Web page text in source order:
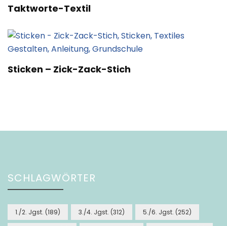
Taktworte-Textil
Sticken – Zick-Zack-Stich
SCHLAGWÖRTER
1./2. Jgst. (189) 3./4. Jgst. (312) 5./6. Jgst. (252)